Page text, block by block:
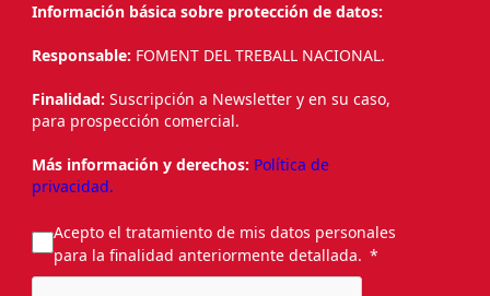
Información básica sobre protección de datos:
Responsable: FOMENT DEL TREBALL NACIONAL.
Finalidad: Suscripción a Newsletter y en su caso,
para prospección comercial.
Más información y derechos: Política de
privacidad.
Acepto el tratamiento de mis datos personales
para la finalidad anteriormente detallada.